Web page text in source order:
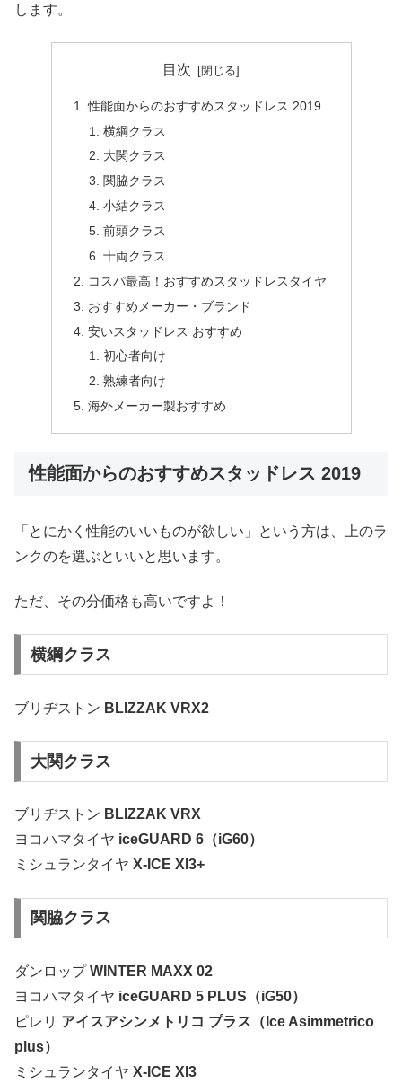
します。
目次
性能面からのおすすめスタッドレス 2019
横綱クラス
大関クラス
関脇クラス
小結クラス
前頭クラス
十両クラス
コスパ最高！おすすめスタッドレスタイヤ
おすすめメーカー・ブランド
安いスタッドレス おすすめ
初心者向け
熟練者向け
海外メーカー製おすすめ
性能面からのおすすめスタッドレス 2019
「とにかく性能のいいものが欲しい」という方は、上のラ
ンクのを選ぶといいと思います。
ただ、その分価格も高いですよ！
横綱クラス
ブリヂストン BLIZZAK VRX2
大関クラス
ブリヂストン BLIZZAK VRX
ヨコハマタイヤ iceGUARD 6（iG60）
ミシュランタイヤ X-ICE XI3+
関脇クラス
ダンロップWINTER MAXX 02
ヨコハマタイヤ iceGUARD 5 PLUS（iG50）
ピレリ アイスアシンメトリコ プラス（Ice Asimmetrico
plus）
ミシュランタイヤ X-ICE XI3